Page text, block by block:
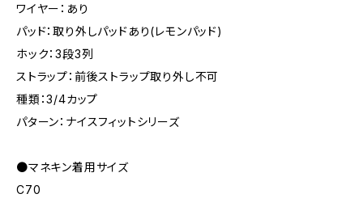
ワイヤー：あり
パッド：取り外しパッドあり(レモンパッド)
ホック：3段3列
ストラップ：前後ストラップ取り外し不可
種類：3/4カップ
パターン：ナイスフィットシリーズ
●マネキン着用サイズ
C70